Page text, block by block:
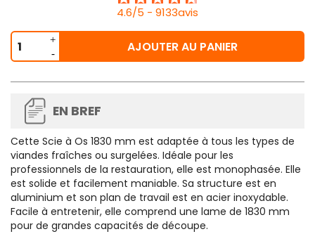
4.6/5 - 9133avis
AJOUTER AU PANIER
EN BREF
Cette Scie à Os 1830 mm est adaptée à tous les types de
viandes fraîches ou surgelées. Idéale pour les
professionnels de la restauration, elle est monophasée. Elle
est solide et facilement maniable. Sa structure est en
aluminium et son plan de travail est en acier inoxydable.
Facile à entretenir, elle comprend une lame de 1830 mm
pour de grandes capacités de découpe.